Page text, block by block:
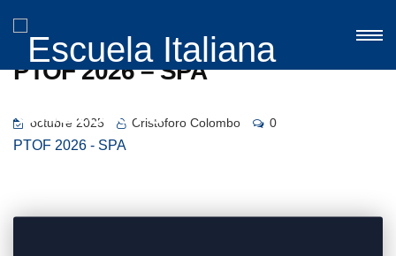
PTOF 2026 – SPA
octubre 2025 Cristoforo Colombo 0
PTOF 2026 - SPA